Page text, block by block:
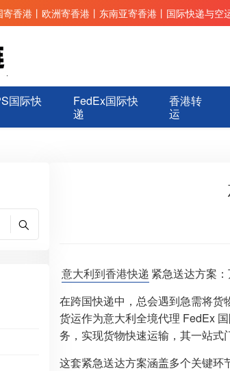
香港丨欧洲寄香港丨东南亚寄香港丨国际快递与空
国际快
FedEx国际快
递
香港转
运
意大利到香港快递 紧急送达方案
在跨国快递中，总会遇到急需将
货运作为意大利全境代理 FedEx
务，实现货物快速运输，其一站式
这套紧急送达方案涵盖多个关键环